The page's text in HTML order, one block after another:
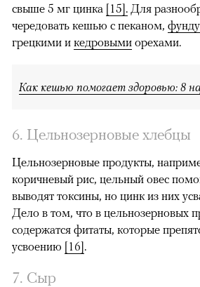
свыше 5 мг цинка [15]. Для
чередовать кешью с пеканом,
грецкими и кедровыми орехами.
Как кешью помогает здоровью: 8
6. Цельнозерновые хлебцы
Цельнозерновые продукты,
коричневый рис, цельный овес
выводят токсины, но цинк из них
Дело в том, что в цельнозерновых
содержатся фитаты, которые
усвоению [16].
7. Сыр